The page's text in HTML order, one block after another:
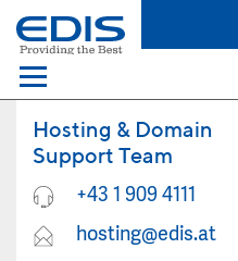
Menü
Domains
Webhosting Österreich
News
Hosting & Domain
Support Team
+43 1 909 4111
hosting@edis.at